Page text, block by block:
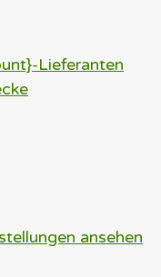
Lieferanten
ansehen